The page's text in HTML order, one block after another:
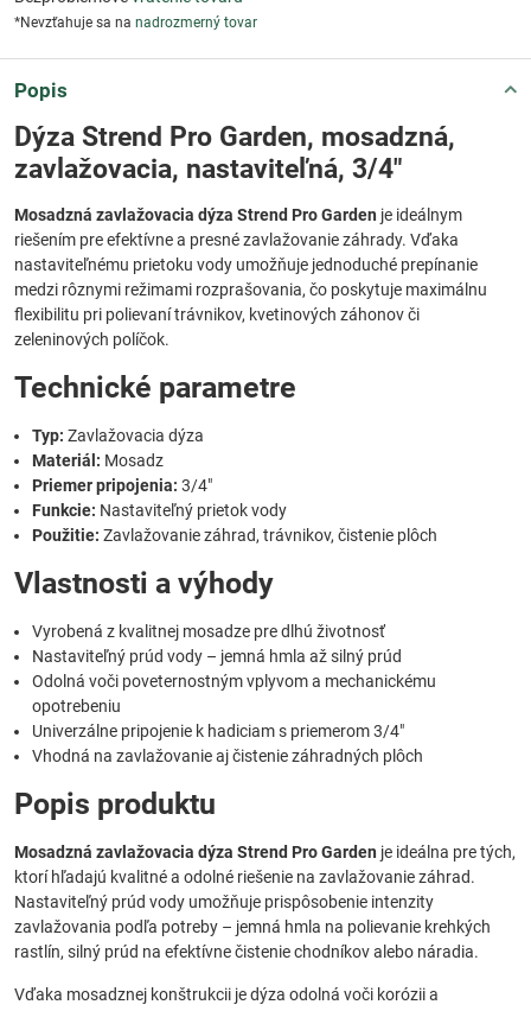
*Nevzťahuje sa na nadrozmerný tovar
Popis
Dýza Strend Pro Garden, mosadzná,
zavlažovacia, nastaviteľná, 3/4"
Mosadzná zavlažovacia dýza Strend Pro Garden je ideálnym
riešením pre efektívne a presné zavlažovanie záhrady. Vďaka
nastaviteľnému prietoku vody umožňuje jednoduché prepínanie
medzi rôznymi režimami rozprašovania, čo poskytuje maximálnu
flexibilitu pri polievaní trávnikov, kvetinových záhonov či
zeleninových políčok.
Technické parametre
Typ: Zavlažovacia dýza
Materiál: Mosadz
Priemer pripojenia: 3/4"
Funkcie: Nastaviteľný prietok vody
Použitie: Zavlažovanie záhrad, trávnikov, čistenie plôch
Vlastnosti a výhody
Vyrobená z kvalitnej mosadze pre dlhú životnosť
Nastaviteľný prúd vody – jemná hmla až silný prúd
Odolná voči poveternostným vplyvom a mechanickému
opotrebeniu
Univerzálne pripojenie k hadiciam s priemerom 3/4"
Vhodná na zavlažovanie aj čistenie záhradných plôch
Popis produktu
Mosadzná zavlažovacia dýza Strend Pro Garden je ideálna pre tých,
ktorí hľadajú kvalitné a odolné riešenie na zavlažovanie záhrad.
Nastaviteľný prúd vody umožňuje prispôsobenie intenzity
zavlažovania podľa potreby – jemná hmla na polievanie krehkých
rastlín, silný prúd na efektívne čistenie chodníkov alebo náradia.
Vďaka mosadznej konštrukcii je dýza odolná voči korózii a